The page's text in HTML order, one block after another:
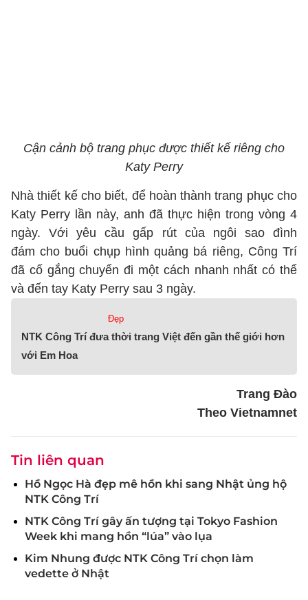
Cận cảnh bộ trang phục được thiết kế riêng cho
Katy Perry
Nhà thiết kế cho biết, để hoàn thành trang phục cho
Katy Perry lần này, anh đã thực hiện trong vòng 4
ngày. Với yêu cầu gấp rút của ngôi sao đình
đám cho buổi chụp hình quảng bá riêng, Công Trí
đã cố gắng chuyển đi một cách nhanh nhất có thể
và đến tay Katy Perry sau 3 ngày.
Đẹp
NTK Công Trí đưa thời trang Việt đến gần thế giới hơn
với Em Hoa
Trang Đào
Theo Vietnamnet
Tin liên quan
Hồ Ngọc Hà đẹp mê hồn khi sang Nhật ủng hộ
NTK Công Trí
NTK Công Trí gây ấn tượng tại Tokyo Fashion
Week khi mang hồn “lúa” vào lụa
Kim Nhung được NTK Công Trí chọn làm
vedette ở Nhật